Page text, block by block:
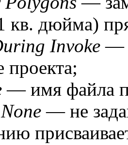
кв. дюйма)
Invoke—
проекта;
— имя файла
None— не